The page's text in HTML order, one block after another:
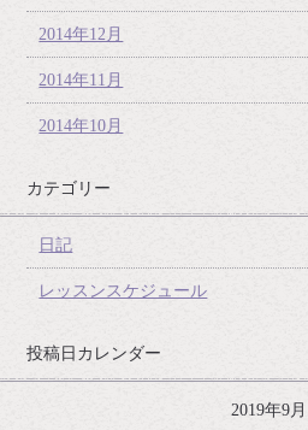
2014年12月
2014年11月
2014年10月
カテゴリー
日記
レッスンスケジュール
投稿日カレンダー
2019年9月